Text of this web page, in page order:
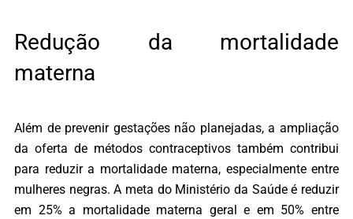
Redução da mortalidade
materna
Além de prevenir gestações não planejadas, a ampliação
da oferta de métodos contraceptivos também contribui
para reduzir a mortalidade materna, especialmente entre
mulheres negras. A meta do Ministério da Saúde é reduzir
em 25% a mortalidade materna geral e em 50% entre